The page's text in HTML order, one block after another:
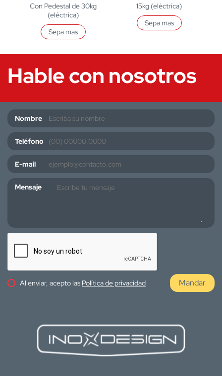
Con Pedestal de 30kg
(eléctrica)
Sepa mas
15kg (eléctrica)
Sepa mas
Hable con nosotros
Nombre
Teléfono
E-mail
Mensaje
Al enviar, acepto las Política de privacidad Mandar